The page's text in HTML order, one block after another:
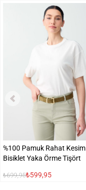
%100 Pamuk Rahat Kesim
Bisiklet Yaka Örme Tişört
₺699,95₺599,95